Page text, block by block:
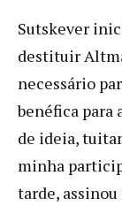
Sutskever
destituir
necessário
benéfica para
de ideia,
minha
tarde,